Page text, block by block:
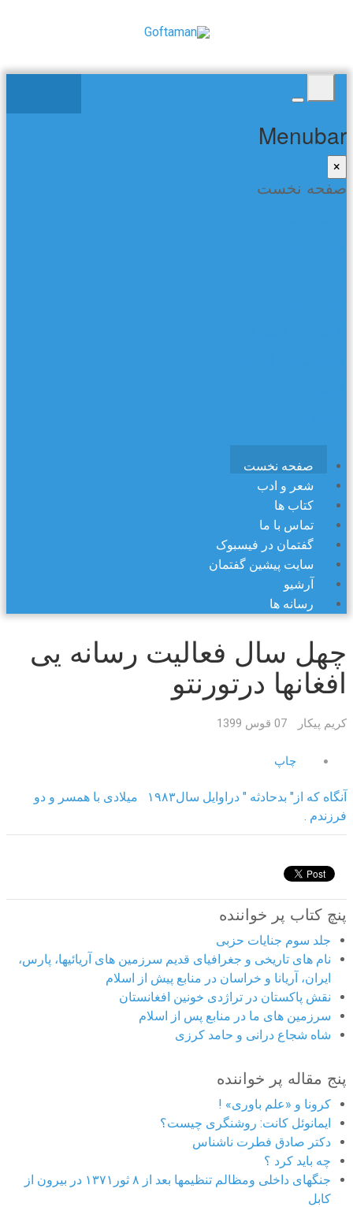
Menubar
×
صفحه نخست
صفحه نخست
شعر و ادب
کتاب ها
تماس با ما
گفتمان در فیسبوک
سایت پیشین گفتمان
آرشیو
رسانه ها
چهل سال فعالیت رسانه یی
افغانها درتورنتو
کریم پیکار 07 قوس 1399
چاپ
آنگاه که از" بدحادثه " دراوایل سال۱۹۸۳ میلادی با همسر و دو
فرزندم .
پنچ کتاب پر خواننده
جلد سوم جنایات حزبی
نام های تاریخی و جغرافیای قدیم سرزمین های آریائیها، پارس،
ایران، آریانا و خراسان در منابع پیش از اسلام
نقش پاکستان در تراژدی خونین افغانستان
سرزمین های ما در منابع پس از اسلام
شاه شجاع درانی و حامد کرزی
پنج مقاله پر خواننده
کرونا و «علم باوری» !
ایمانوئل کانت: روشنگری چیست؟
دکتر صادق فطرت ناشناس
چه باید کرد ؟
جنگهای داخلی ومظالم تنظیمها بعد از ۸ ثور۱۳۷۱ در بیرون از
کابل